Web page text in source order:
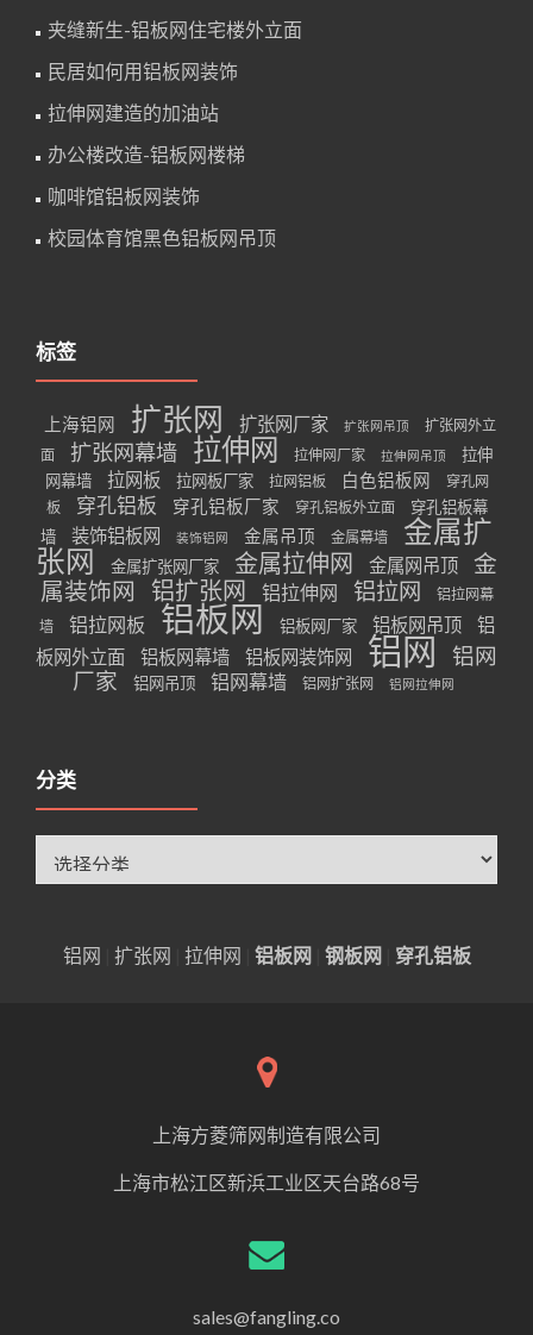
夹缝新生-铝板网住宅楼外立面
民居如何用铝板网装饰
拉伸网建造的加油站
办公楼改造-铝板网楼梯
咖啡馆铝板网装饰
校园体育馆黑色铝板网吊顶
标签
上海铝网 扩张网 扩张网厂家 扩张网吊顶
扩张网外立
面
扩张网幕墙 拉伸网 拉伸网厂家 拉伸网吊顶
拉伸
网幕墙
拉网板 拉网板厂家 拉网铝板 白色铝板网
穿孔网
板
穿孔铝板 穿孔铝板厂家 穿孔铝板外立面
穿孔铝板幕
墙
装饰铝板网 装饰铝网 金属吊顶 金属幕墙
金属扩
张网
金属扩张网厂家 金属拉伸网 金属网吊顶
金
属装饰网
铝扩张网 铝拉伸网 铝拉网
铝拉网幕
墙
铝拉网板 铝板网 铝板网厂家 铝板网吊顶
铝
板网外立面
铝板网幕墙 铝板网装饰网 铝网
铝网
厂家
铝网吊顶 铝网幕墙 铝网扩张网 铝网拉伸网
分类
铝网 扩张网 拉伸网 铝板网 钢板网 穿孔铝板
上海方菱筛网制造有限公司
上海市松江区新浜工业区天台路68号
sales@fangling.co